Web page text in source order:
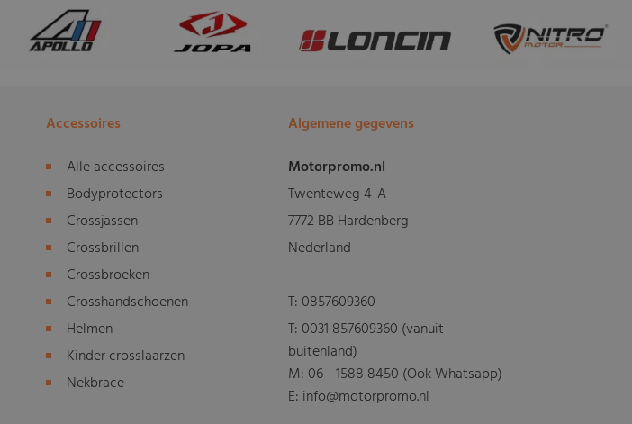
Accessoires
Alle accessoires
Bodyprotectors
Crossjassen
Crossbrillen
Crossbroeken
Crosshandschoenen
Helmen
Kinder crosslaarzen
Nekbrace
Algemene gegevens
Motorpromo.nl
Twenteweg 4-A
7772 BB Hardenberg
Nederland
T:0857609360
T:0031 857609360 (vanuit
buitenland)
M:06 - 1588 8450 (Ook Whatsapp)
E: info@motorpromo.nl